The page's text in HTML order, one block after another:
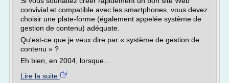
convivial et compatible avec les smartphones, vous devez
choisir une plate-forme (également appelée système de
gestion de contenu) adéquate.
Qu'est-ce que je veux dire par « système de gestion de
contenu » ?
Eh bien, en 2004, lorsque...
Lire la suite